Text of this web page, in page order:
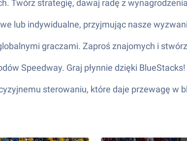
Twórz strategię, dawaj radę z
lub indywidualne, przyjmując nasze
graczami. Zaproś znajomych i
Speedway. Graj płynnie dzięki BlueStacks!
sterowaniu, które daje przewagę